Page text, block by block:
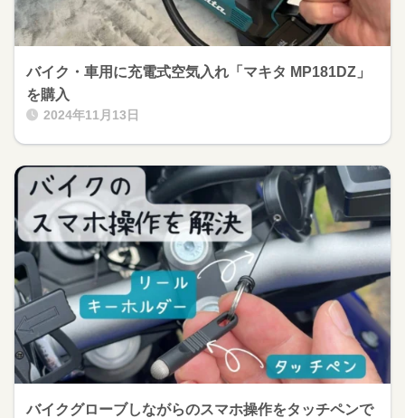
バイク・車用に充電式空気入れ「マキタ MP181DZ」
を購入
2024年11月13日
バイクグローブしながらのスマホ操作をタッチペンで